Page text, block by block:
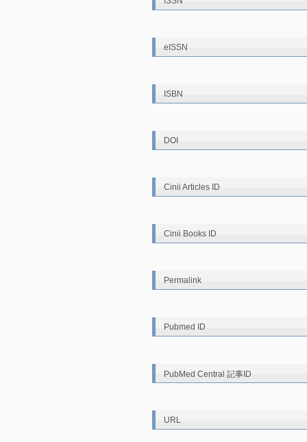
eISSN
ISBN
DOI
Cinii Articles ID
Cinii Books ID
Permalink
Pubmed ID
PubMed Central 記事ID
URL